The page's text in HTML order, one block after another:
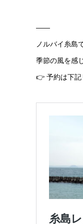
——
ノルバイ糸島
季節の風を感
👉 予約は下記